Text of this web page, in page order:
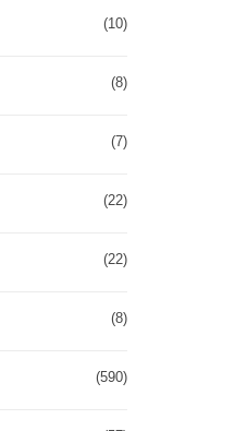
(10)
(8)
(7)
(22)
(22)
(8)
(590)